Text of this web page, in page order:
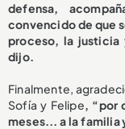
defensa,
convencido de que
proceso, la justicia
dijo.
Finalmente,
Sofía y Felipe, “por
meses... a la familia